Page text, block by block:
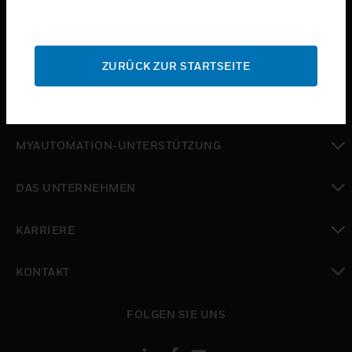
toggle view
toggle view
MYAUTOMATION-UNTERSTÜTZUNG
DAS UNTERNEHMEN
KARRIERE
KONTAKT
FOLGEN SIE UNS
ZURÜCK ZUR STARTSEITE